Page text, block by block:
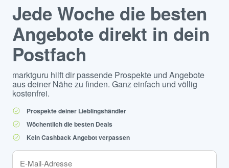
Jede Woche die besten
Angebote direkt in dein
Postfach
marktguru hilft dir passende Prospekte und Angebote
aus deiner Nähe zu finden. Ganz einfach und völlig
kostenfrei.
Prospekte deiner Lieblingshändler
Wöchentlich die besten Deals
Kein Cashback Angebot verpassen